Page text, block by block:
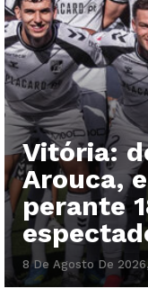
Vitória:
Arouca,
perante
8 De Agosto De